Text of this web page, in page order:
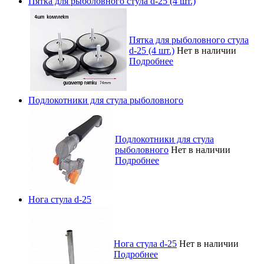
Пятка для рыболовного стула
d-25 (4 шт.) Нет в наличии
Подробнее
Подлокотники для стула рыболовного
Подлокотники для стула
рыболовного Нет в наличии
Подробнее
Нога стула d-25
Нога стула d-25 Нет в наличии
Подробнее